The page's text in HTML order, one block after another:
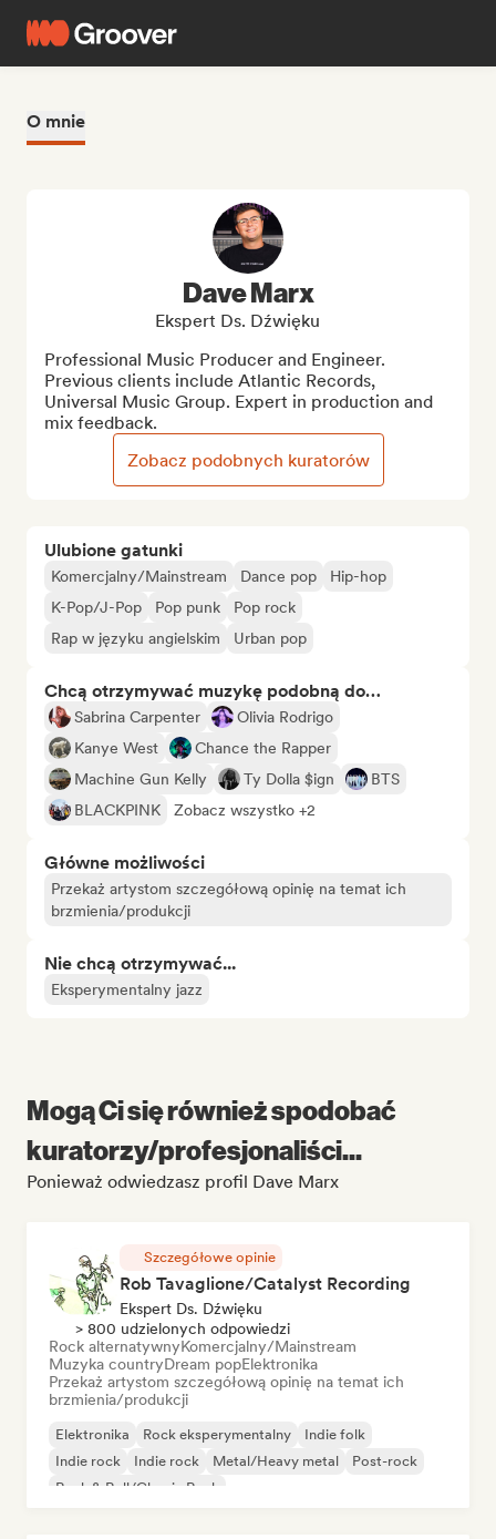
O mnie
Ulubione gatunki
Komercjalny/Mainstream Dance pop
Hip-hop
K-Pop/J-Pop
Pop punk
Pop rock
Rap w języku angielskim
Urban pop
Chcą otrzymywać muzykę podobną do…
Sabrina Carpenter
Olivia Rodrigo
Kanye West
Chance the Rapper
Machine Gun Kelly
Ty Dolla $ign
BTS
BLACKPINK
Zobacz wszystko +2
Główne możliwości
Przekaż artystom szczegółową opinię na temat ich
brzmienia/produkcji
Nie chcą otrzymywać...
Eksperymentalny jazz
Dave Marx
Ekspert Ds. Dźwięku
Professional Music Producer and Engineer.
Previous clients include Atlantic Records,
Universal Music Group. Expert in production and
mix feedback.
Zobacz podobnych kuratorów
Mogą Ci się również spodobać
kuratorzy/profesjonaliści...
Ponieważ odwiedzasz profil Dave Marx
Szczegółowe opinie
Rob Tavaglione/Catalyst Recording
Ekspert Ds. Dźwięku
> 800 udzielonych odpowiedzi
Rock alternatywnyKomercjalny/Mainstream
Muzyka countryDream popElektronika
Przekaż artystom szczegółową opinię na temat ich
brzmienia/produkcji
Elektronika Rock eksperymentalny
Indie folk
Indie rock
Indie rock Metal/Heavy metal
Post-rock
Rock & Roll/Classic Rock